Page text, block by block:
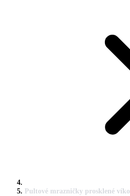
Pultové mrazničky prosklené víko